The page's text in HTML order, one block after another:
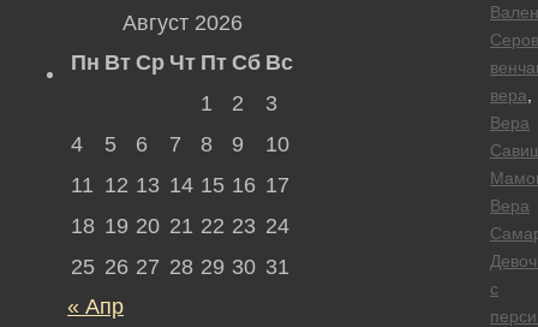
Серов
вера
Вера
Вера
с
Август 2026
Пн Вт Ср Чт Пт Сб Вс
1
2
3
4
5 6 7 8 9
10
11 12 13 14 15 16 17
18 19 20 21 22 23 24
25 26 27 28 29 30 31
« Апр